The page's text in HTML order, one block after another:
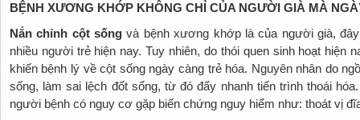
BỆNH XƯƠNG KHỚP KHÔNG CHỈ CỦA NGƯỜI GIÀ MÀ
Nắn chỉnh cột sống và bệnh xương khớp là của người già,
nhiều người trẻ hiện nay. Tuy nhiên, do thói quen sinh hoạt hiện
khiến bệnh lý về cột sống ngày càng trẻ hóa. Nguyên nhân do
sống, làm sai lệch đốt sống, từ đó đẩy nhanh tiến trình thoái
người bệnh có nguy cơ gặp biến chứng nguy hiểm như: thoát vị